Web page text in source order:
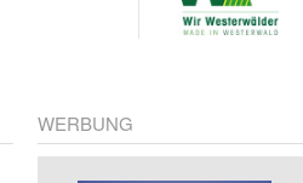
WERBUNG